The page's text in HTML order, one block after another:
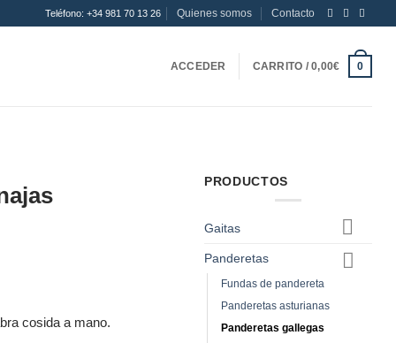
Teléfono: +34 981 70 13 26 Quienes somos Contacto
ACCEDER CARRITO /0,00€ 0
cosida a mano.
PRODUCTOS
Gaitas
Panderetas
Fundas de pandereta
Panderetas asturianas
Panderetas gallegas